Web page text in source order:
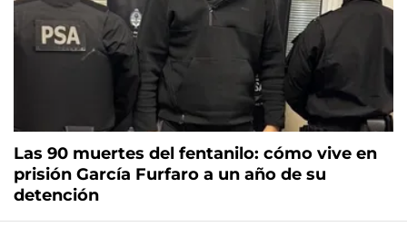
Las 90 muertes del fentanilo: cómo vive en
prisión García Furfaro a un año de su
detención